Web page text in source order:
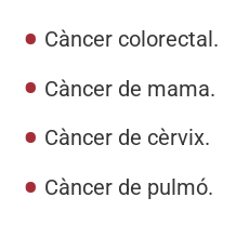
Càncer colorectal.
Càncer de mama.
Càncer de cèrvix.
Càncer de pulmó.